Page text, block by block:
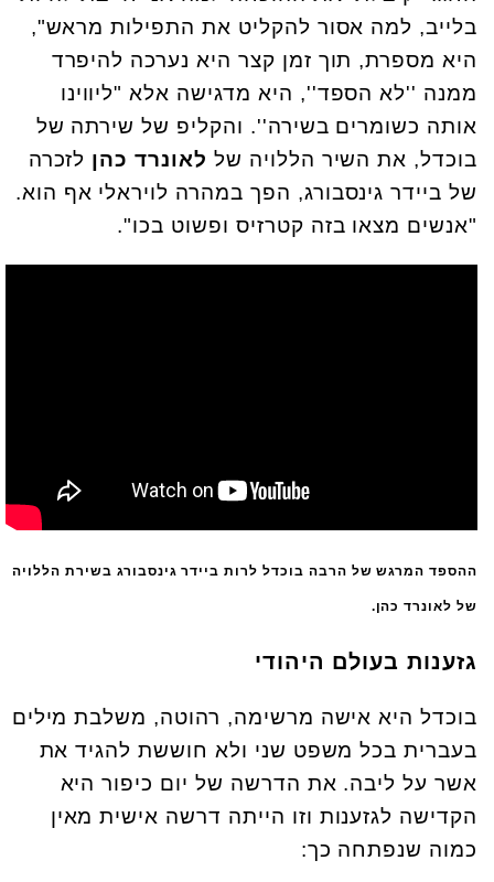
בלייב, למה אסור להקליט את התפילות מראש",
היא מספרת, תוך זמן קצר היא נערכה להיפרד
ממנה ''לא הספד'', היא מדגישה אלא "ליווינו
אותה כשומרים בשירה''. והקליפ של שירתה של
בוכדל, את השיר הללויה של לאונרד כהן לזכרה
של ביידר גינסבורג, הפך במהרה לויראלי אף הוא.
"אנשים מצאו בזה קטרזיס ופשוט בכו".
ההספד המרגש של הרבה בוכדל לרות ביידר גינסבורג בשירת הללויה
של לאונרד כהן.
גזענות בעולם היהודי
בוכדל היא אישה מרשימה, רהוטה, משלבת מילים
בעברית בכל משפט שני ולא חוששת להגיד את
אשר על ליבה. את הדרשה של יום כיפור היא
הקדישה לגזענות וזו הייתה דרשה אישית מאין
כמוה שנפתחה כך: